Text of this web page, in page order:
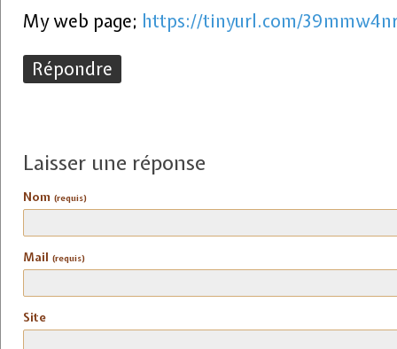
My web page; https://tinyurl.com/
Répondre
Laisser une réponse
Nom (requis)
Mail (requis)
Site